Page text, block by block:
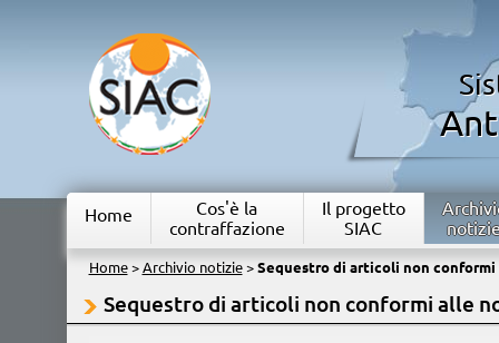
Home
Cos'è la
contraffazione
Il progetto
SIAC
Home> Archivio notizie> Sequestro di articoli non conformi
Sequestro di articoli non conformi alle